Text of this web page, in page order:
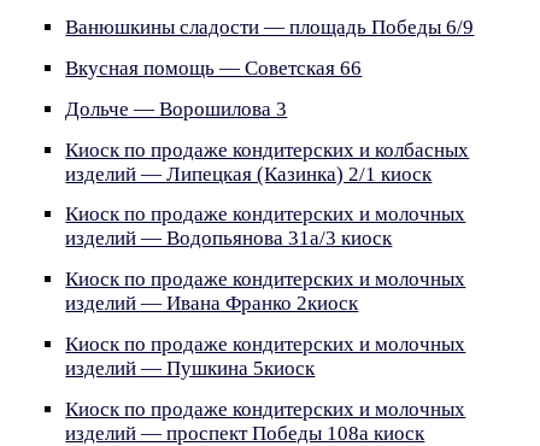
Ванюшкины сладости — площадь Победы 6/9
Вкусная помощь — Советская 66
Дольче — Ворошилова 3
Киоск по продаже кондитерских и колбасных
изделий — Липецкая (Казинка) 2/1 киоск
Киоск по продаже кондитерских и молочных
изделий — Водопьянова 31а/3 киоск
Киоск по продаже кондитерских и молочных
изделий — Ивана Франко 2киоск
Киоск по продаже кондитерских и молочных
изделий — Пушкина 5киоск
Киоск по продаже кондитерских и молочных
изделий — проспект Победы 108а киоск